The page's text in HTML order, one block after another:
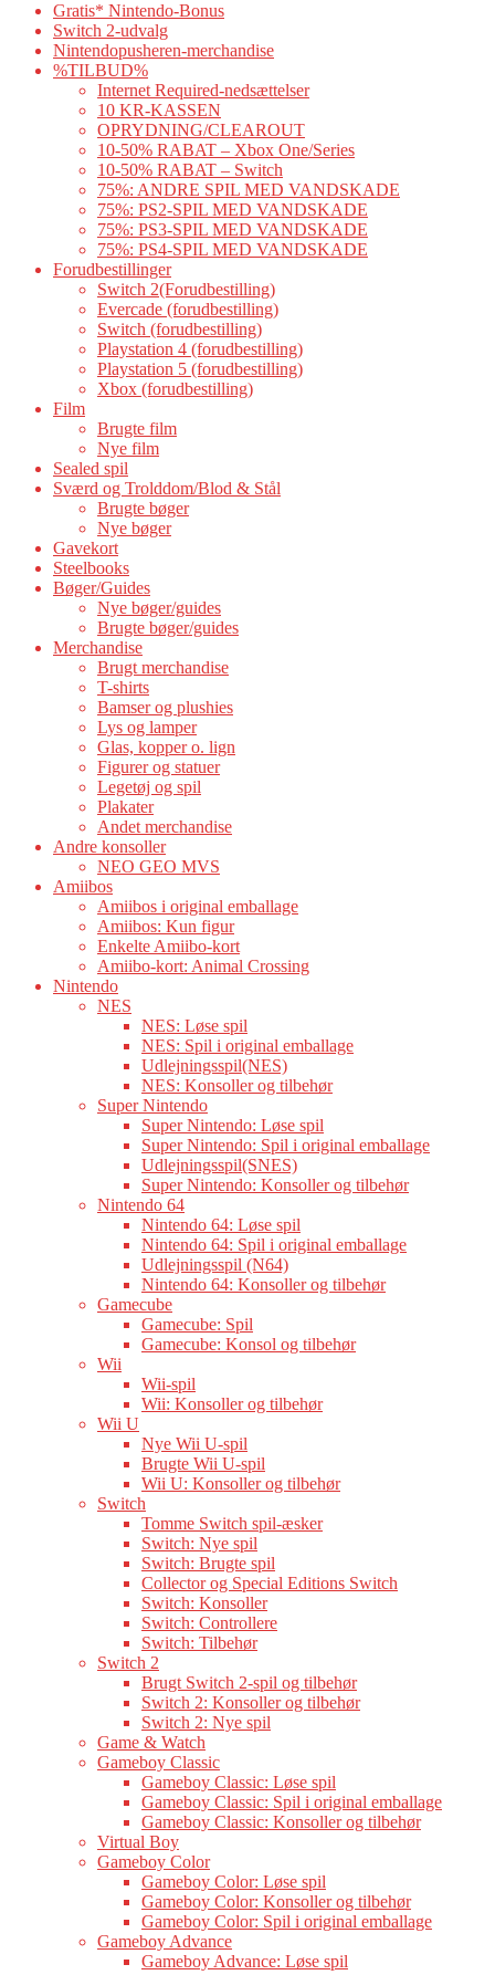
Gratis* Nintendo-Bonus
Switch 2-udvalg
Nintendopusheren-merchandise
%TILBUD%
Internet Required-nedsættelser
10 KR-KASSEN
OPRYDNING/CLEAROUT
10-50% RABAT – Xbox One/Series
10-50% RABAT – Switch
75%: ANDRE SPIL MED VANDSKADE
75%: PS2-SPIL MED VANDSKADE
75%: PS3-SPIL MED VANDSKADE
75%: PS4-SPIL MED VANDSKADE
Forudbestillinger
Switch 2(Forudbestilling)
Evercade (forudbestilling)
Switch (forudbestilling)
Playstation 4 (forudbestilling)
Playstation 5 (forudbestilling)
Xbox (forudbestilling)
Film
Brugte film
Nye film
Sealed spil
Sværd og Trolddom/Blod & Stål
Brugte bøger
Nye bøger
Gavekort
Steelbooks
Bøger/Guides
Nye bøger/guides
Brugte bøger/guides
Merchandise
Brugt merchandise
T-shirts
Bamser og plushies
Lys og lamper
Glas, kopper o. lign
Figurer og statuer
Legetøj og spil
Plakater
Andet merchandise
Andre konsoller
NEO GEO MVS
Amiibos
Amiibos i original emballage
Amiibos: Kun figur
Enkelte Amiibo-kort
Amiibo-kort: Animal Crossing
Nintendo
NES
NES: Løse spil
NES: Spil i original emballage
Udlejningsspil(NES)
NES: Konsoller og tilbehør
Super Nintendo
Super Nintendo: Løse spil
Super Nintendo: Spil i original emballage
Udlejningsspil(SNES)
Super Nintendo: Konsoller og tilbehør
Nintendo 64
Nintendo 64: Løse spil
Nintendo 64: Spil i original emballage
Udlejningsspil (N64)
Nintendo 64: Konsoller og tilbehør
Gamecube
Gamecube: Spil
Gamecube: Konsol og tilbehør
Wii
Wii-spil
Wii: Konsoller og tilbehør
Wii U
Nye Wii U-spil
Brugte Wii U-spil
Wii U: Konsoller og tilbehør
Switch
Tomme Switch spil-æsker
Switch: Nye spil
Switch: Brugte spil
Collector og Special Editions Switch
Switch: Konsoller
Switch: Controllere
Switch: Tilbehør
Switch 2
Brugt Switch 2-spil og tilbehør
Switch 2: Konsoller og tilbehør
Switch 2: Nye spil
Game & Watch
Gameboy Classic
Gameboy Classic: Løse spil
Gameboy Classic: Spil i original emballage
Gameboy Classic: Konsoller og tilbehør
Virtual Boy
Gameboy Color
Gameboy Color: Løse spil
Gameboy Color: Konsoller og tilbehør
Gameboy Color: Spil i original emballage
Gameboy Advance
Gameboy Advance: Løse spil